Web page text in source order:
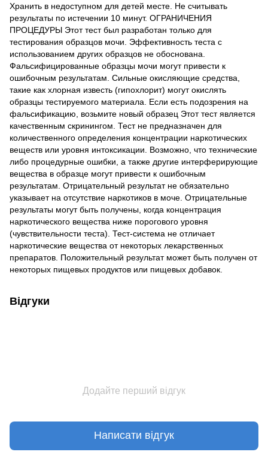
Хранить в недоступном для детей месте. Не считывать
результаты по истечении 10 минут. ОГРАНИЧЕНИЯ
ПРОЦЕДУРЫ Этот тест был разработан только для
тестирования образцов мочи. Эффективность теста с
использованием других образцов не обоснована.
Фальсифицированные образцы мочи могут привести к
ошибочным результатам. Сильные окисляющие средства,
такие как хлорная известь (гипохлорит) могут окислять
образцы тестируемого материала. Если есть подозрения на
фальсификацию, возьмите новый образец Этот тест является
качественным скринингом. Тест не предназначен для
количественного определения концентрации наркотических
веществ или уровня интоксикации. Возможно, что технические
либо процедурные ошибки, а также другие интерферирующие
вещества в образце могут привести к ошибочным
результатам. Отрицательный результат не обязательно
указывает на отсутствие наркотиков в моче. Отрицательные
результаты могут быть получены, когда концентрация
наркотического вещества ниже порогового уровня
(чувствительности теста). Тест-система не отличает
наркотические вещества от некоторых лекарственных
препаратов. Положительный результат может быть получен от
некоторых пищевых продуктов или пищевых добавок.
Відгуки
Додайте перший відгук
Написати відгук